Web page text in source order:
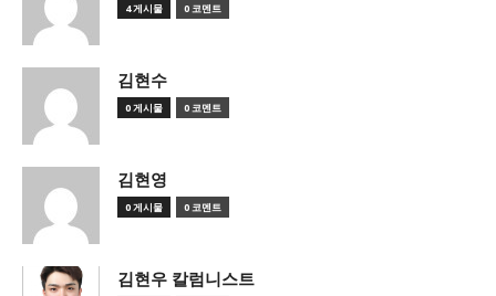
4 게시물 0 코멘트
김현수
0 게시물 0 코멘트
김현영
0 게시물 0 코멘트
김현우 칼럼니스트